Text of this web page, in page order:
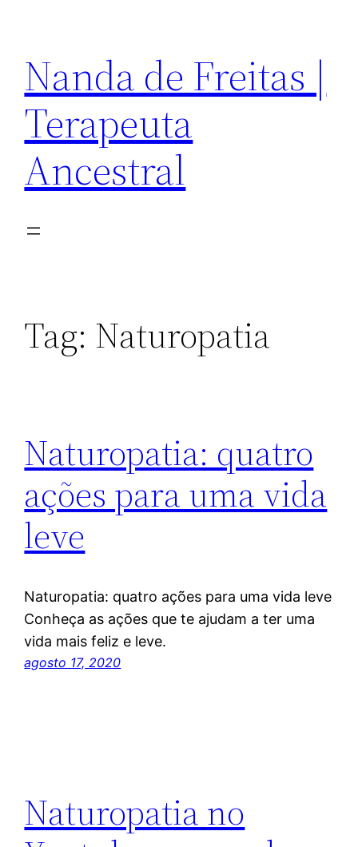
conteúdo
Nanda de Freitas |
Terapeuta
Ancestral
Tag: Naturopatia
Naturopatia: quatro
ações para uma vida
leve
Naturopatia: quatro ações para uma vida leve
Conheça as ações que te ajudam a ter uma
vida mais feliz e leve.
agosto 17, 2020
Naturopatia no